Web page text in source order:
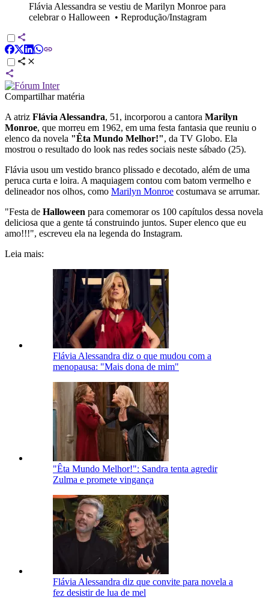
Flávia Alessandra se vestiu de Marilyn Monroe para
celebrar o Halloween • Reprodução/Instagram
Compartilhar matéria
A atriz Flávia Alessandra, 51, incorporou a cantora Marilyn
Monroe, que morreu em 1962, em uma festa fantasia que reuniu o
elenco da novela "Êta Mundo Melhor!", da TV Globo. Ela
mostrou o resultado do look nas redes sociais neste sábado (25).
Flávia usou um vestido branco plissado e decotado, além de uma
peruca curta e loira. A maquiagem contou com batom vermelho e
delineador nos olhos, como Marilyn Monroe costumava se arrumar.
"Festa de Halloween para comemorar os 100 capítulos dessa novela
deliciosa que a gente tá construindo juntos. Super elenco que eu
amo!!!", escreveu ela na legenda do Instagram.
Leia mais:
Flávia Alessandra diz o que mudou com a
menopausa: "Mais dona de mim"
"Êta Mundo Melhor!": Sandra tenta agredir
Zulma e promete vingança
Flávia Alessandra diz que convite para novela a
fez desistir de lua de mel